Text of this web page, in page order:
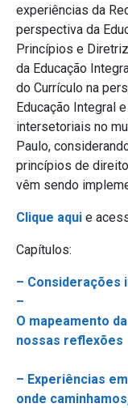
experiências da
perspectiva da
Princípios e
da Educação
do Currículo na
Educação Integral
intersetoriais no
Paulo,
princípios de
vêm sendo
Clique aqui e
Capítulos:
– Considerações
–
O mapeamento
nossas reflexões
– Experiências
onde